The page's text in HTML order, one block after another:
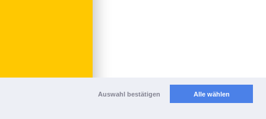
Auswahl bestätigen Alle wählen